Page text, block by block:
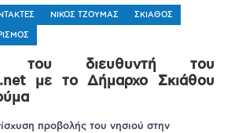
ΝΙΚΟΣ ΤΖΟΥΜΑΣ ΣΚΙΑΘΟΣ
του διευθυντή του
με το Δήμαρχο Σκιάθου
προβολής του νησιού στην